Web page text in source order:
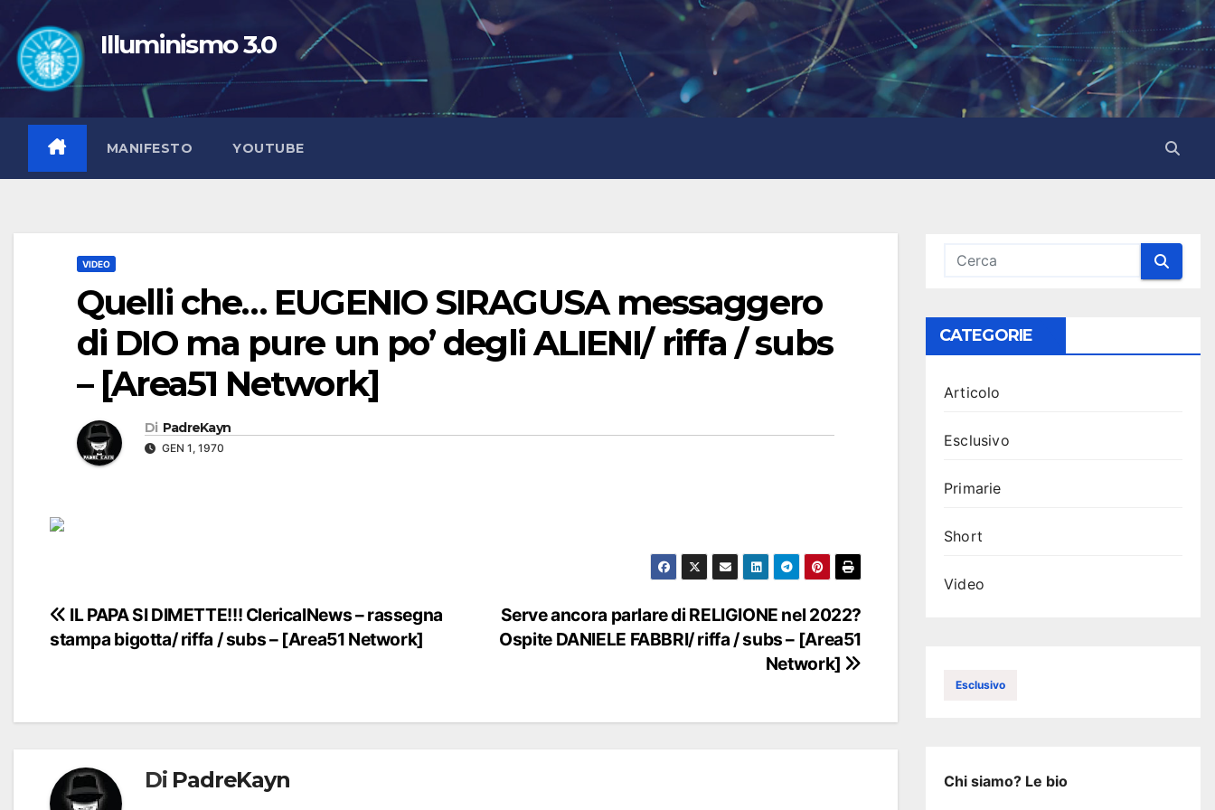
contenuto
Illuminismo 3.0
MANIFESTO YOUTUBE
VIDEO
Quelli che… EUGENIO SIRAGUSA messaggero
di DIO ma pure un po’ degli ALIENI/ riffa / subs
– [Area51 Network]
Di PadreKayn
GEN 1, 1970
Navigazione
articoli
Serve ancora parlare di RELIGIONE nel 2022?
Ospite DANIELE FABBRI/ riffa / subs – [Area51
Network]
IL PAPA SI DIMETTE!!! ClericalNews – rassegna
stampa bigotta/ riffa / subs – [Area51 Network]
Di PadreKayn
CATEGORIE
Articolo
Esclusivo
Primarie
Short
Video
Esclusivo
Chi siamo? Le bio